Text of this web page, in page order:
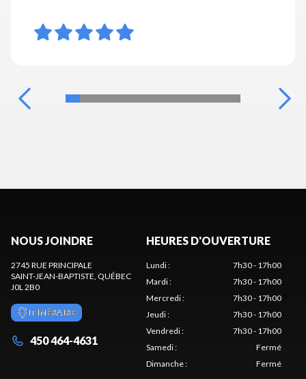
NOUS JOINDRE
2745 RUE PRINCIPALE
SAINT-JEAN-BAPTISTE , QUÉBEC
J0L 2B0
ITINÉRAIRE
450 464-4631
HEURES D'OUVERTURE
Lundi:
7h30 - 17h00
Mardi:
7h30 - 17h00
Mercredi:
7h30 - 17h00
Jeudi:
7h30 - 17h00
Vendredi:
7h30 - 17h00
Samedi:
Fermé
Dimanche: Fermé